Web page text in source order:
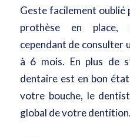
Geste facilement oublié
prothèse en place,
cependant de consulter
à 6 mois. En plus de
dentaire est en bon état
votre bouche, le
global de votre dentition.